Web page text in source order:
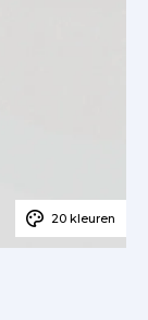
20 kleuren